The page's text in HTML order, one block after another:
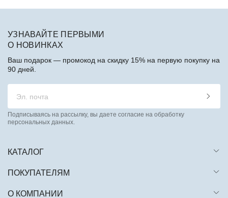
КАТАЛОГ
ПОКУПАТЕЛЯМ
О КОМПАНИИ
УЗНАВАЙТЕ ПЕРВЫМИ
О НОВИНКАХ
Ваш подарок — промокод на скидку 15% на первую покупку на
90 дней.
Подписываясь на рассылку, вы даете согласие на обработку
персональных данных.